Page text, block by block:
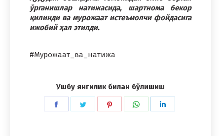
ўрганишлар натижасида, шартнома бекор
қилинди ва мурожаат истеъмолчи фойдасига
ижобий ҳал этилди.
#Мурожаат_ва_натижа
Ушбу янгилик билан бўлишиш
Share
Share
Share
Share